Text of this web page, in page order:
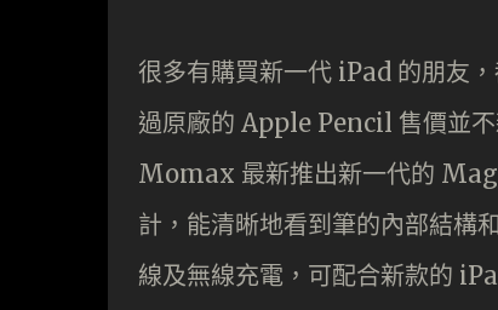
很多有購買新一代 iPad 的朋友
過原廠的 Apple Pencil 售價並不
Momax 最新推出新一代的
計，能清晰地看到筆的內部結構
線及無線充電，可配合新款的